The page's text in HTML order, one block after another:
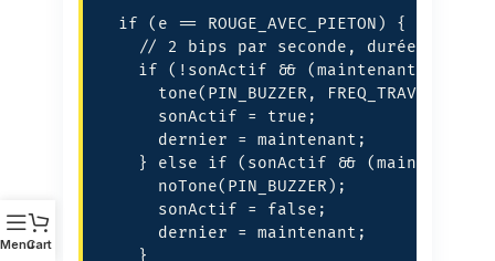
  if (e == ROUGE_AVEC_PIETON) {
    // 2 bips par seconde, durée 100 ms
if (!sonActif && (maintenant -
      tone(PIN_BUZZER, FREQ_TRAVERSEE);
      sonActif = true;
      dernier = maintenant;
} else if (sonActif && (maintenant
      noTone(PIN_BUZZER);
      sonActif = false;
      dernier = maintenant;
    }
MenuCart